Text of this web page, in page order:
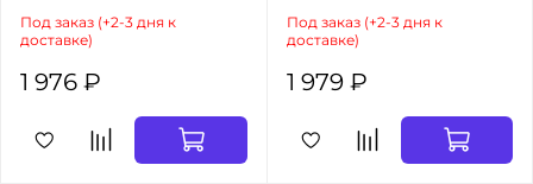
Под заказ (+2-3 дня к
доставке)
1 976 ₽
Под заказ (+2-3 дня к
доставке)
1 979 ₽